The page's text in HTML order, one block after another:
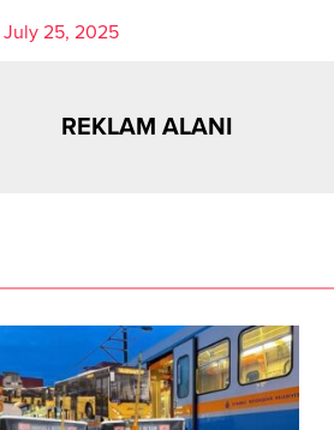
July 25, 2025
REKLAM ALANI